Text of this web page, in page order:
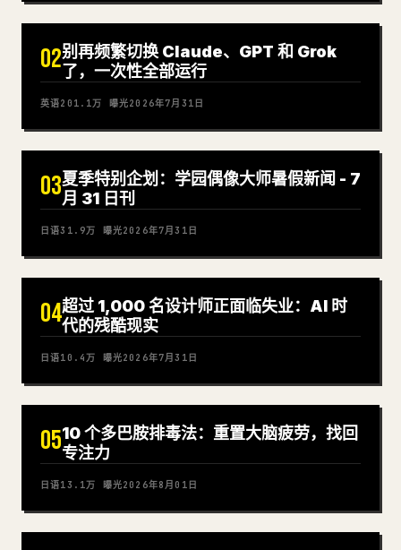
02别再频繁切换 Claude、GPT 和 Grok
了，一次性全部运行
英语201.1万 曝光2026年7月31日
03夏季特别企划：学园偶像大师暑假新闻 - 7
月 31 日刊
日语31.9万 曝光2026年7月31日
04超过 1,000 名设计师正面临失业：AI 时
代的残酷现实
日语10.4万 曝光2026年7月31日
0510 个多巴胺排毒法：重置大脑疲劳，找回
专注力
日语13.1万 曝光2026年8月01日